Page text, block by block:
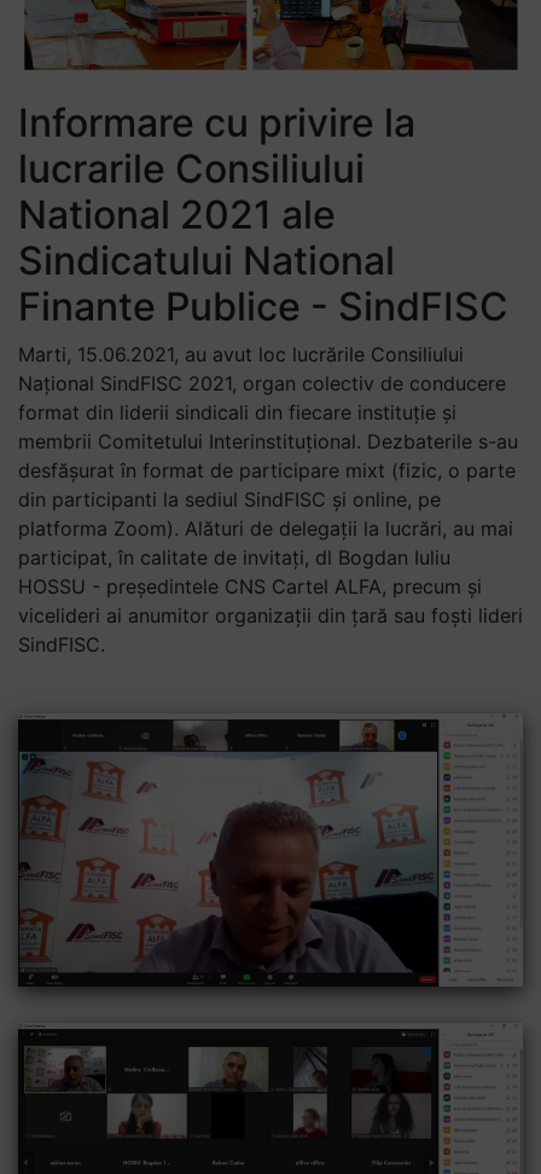
Informare cu privire la
lucrarile Consiliului
National 2021 ale
Sindicatului National
Finante Publice - SindFISC
Marti, 15.06.2021, au avut loc lucrările Consiliului
Național SindFISC 2021, organ colectiv de conducere
format din liderii sindicali din fiecare instituție și
membrii Comitetului Interinstituțional. Dezbaterile s-au
desfășurat în format de participare mixt (fizic, o parte
din participanti la sediul SindFISC și online, pe
platforma Zoom). Alături de delegații la lucrări, au mai
participat, în calitate de invitați, dl Bogdan Iuliu
HOSSU - președintele CNS Cartel ALFA, precum și
vicelideri ai anumitor organizații din țară sau foști lideri
SindFISC.